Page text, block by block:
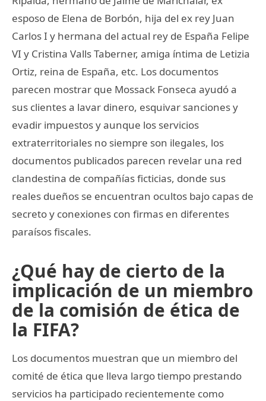
esposo de Elena de Borbón, hija del ex rey Juan
Carlos I y hermana del actual rey de España Felipe
VI y Cristina Valls Taberner, amiga íntima de Letizia
Ortiz, reina de España, etc. Los documentos
parecen mostrar que Mossack Fonseca ayudó a
sus clientes a lavar dinero, esquivar sanciones y
evadir impuestos y aunque los servicios
extraterritoriales no siempre son ilegales, los
documentos publicados parecen revelar una red
clandestina de compañías ficticias, donde sus
reales dueños se encuentran ocultos bajo capas de
secreto y conexiones con firmas en diferentes
paraísos fiscales.
¿Qué hay de cierto de la
implicación de un miembro
de la comisión de ética de
la FIFA?
Los documentos muestran que un miembro del
comité de ética que lleva largo tiempo prestando
servicios ha participado recientemente como